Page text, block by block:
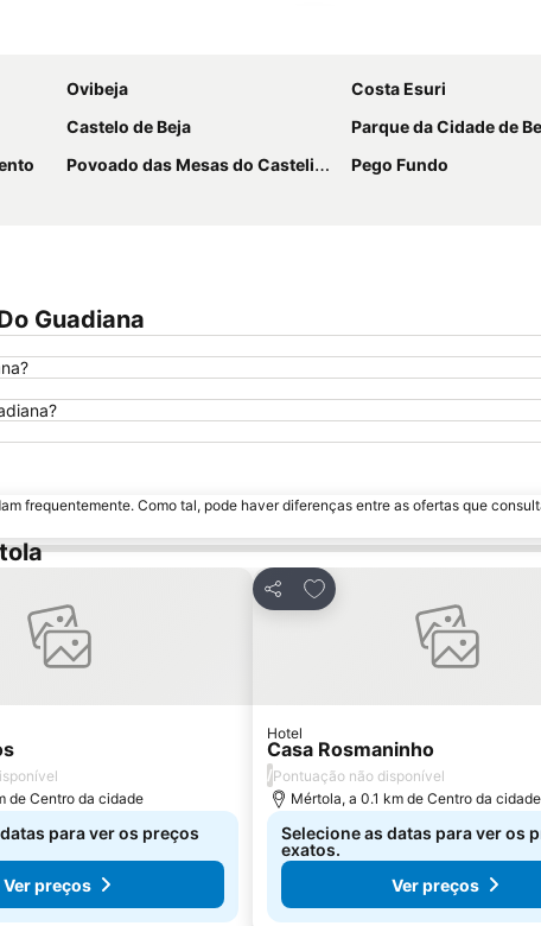
Ovibeja
Costa Esuri
Castelo de Beja
Parque da Cidade de
Povoado das Mesas do Castelinho
Pego Fundo
Guadiana
frequentemente. Como tal, pode haver diferenças entre as ofertas que
favoritos
de Centro da cidade
para ver os preços
Ver preços
Partilhar
Adicionar aos favoritos
Hotel
Casa Rosmaninho
/Pontuação não disponível
Mértola, a 0.1 km de Centro da cidade
Selecione as datas para ver os
exatos.
Ver preços